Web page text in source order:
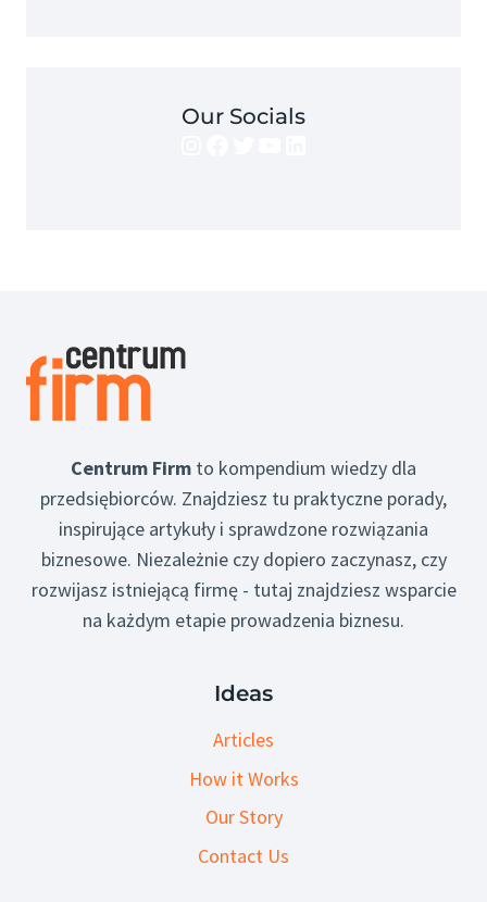
Our Socials
Centrum Firm to kompendium wiedzy dla
przedsiębiorców. Znajdziesz tu praktyczne porady,
inspirujące artykuły i sprawdzone rozwiązania
biznesowe. Niezależnie czy dopiero zaczynasz, czy
rozwijasz istniejącą firmę - tutaj znajdziesz wsparcie
na każdym etapie prowadzenia biznesu.
Ideas
Articles
How it Works
Our Story
Contact Us